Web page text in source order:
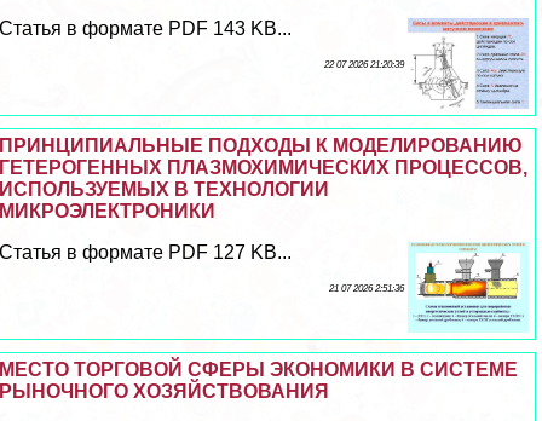
Статья в формате PDF 143 KB...
22 07 2026 21:20:39
ПРИНЦИПИАЛЬНЫЕ ПОДХОДЫ К МОДЕЛИРОВАНИЮ
ГЕТЕРОГЕННЫХ ПЛАЗМОХИМИЧЕСКИХ ПРОЦЕССОВ,
ИСПОЛЬЗУЕМЫХ В ТЕХНОЛОГИИ
МИКРОЭЛЕКТРОНИКИ
Статья в формате PDF 127 KB...
21 07 2026 2:51:36
МЕСТО ТОРГОВОЙ СФЕРЫ ЭКОНОМИКИ В СИСТЕМЕ
РЫНОЧНОГО ХОЗЯЙСТВОВАНИЯ